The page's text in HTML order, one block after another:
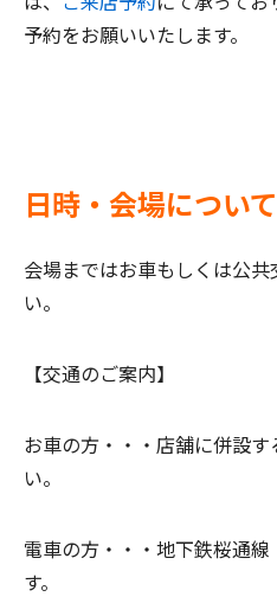
予約をお願いいたします。
日時・会場について
会場まではお車もしくは公
い。
【交通のご案内】
お車の方・・・ 店舗に併設す
い。
電車の方・・・ 地下鉄桜通線
す。